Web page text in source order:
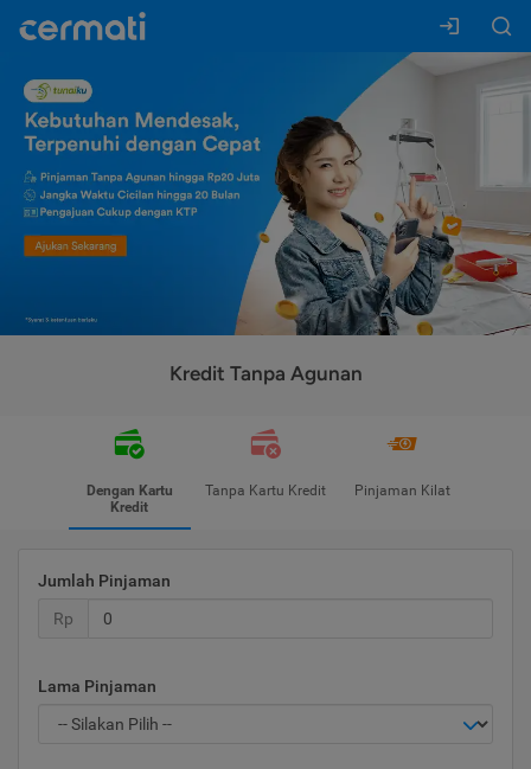
Kredit Tanpa Agunan
Dengan Kartu
Kredit
Tanpa Kartu Kredit Pinjaman Kilat
Jumlah Pinjaman
Rp
Lama Pinjaman